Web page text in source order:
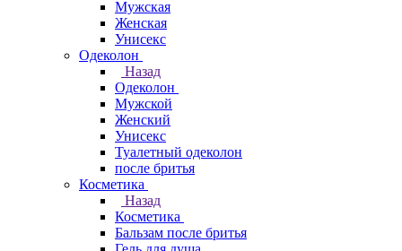
Мужская
Женская
Унисекс
Одеколон
Назад
Одеколон
Мужской
Женский
Унисекс
Туалетный одеколон
после бритья
Косметика
Назад
Косметика
Бальзам после бритья